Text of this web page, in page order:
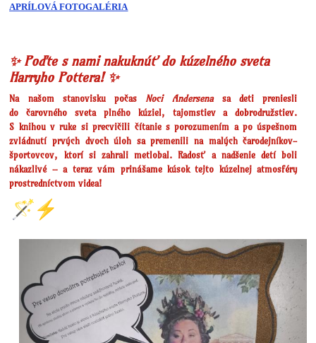
APRÍLOVÁ FOTOGALÉRIA
✨ Poďte s nami nakuknúť do kúzelného sveta
Harryho Pottera! ✨
Na našom stanovisku počas Noci Andersenasa deti preniesli
do čarovného sveta plného kúziel, tajomstiev a dobrodružstiev.
S knihou v ruke si precvičili čítanie s porozumením a po úspešnom
zvládnutí prvých dvoch úloh sa premenili na malých čarodejníkov-
športovcov, ktorí si zahrali metlobal. Radosť a nadšenie detí boli
nákazlivé – a teraz vám prinášame kúsok tejto kúzelnej atmosféry
prostredníctvom videa!